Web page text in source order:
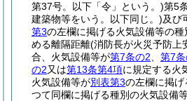
第37号。以下「令」という。)第5
建築物等をいう。以下同じ。)及び
第3の左欄に掲げる火気設備等の種
める離隔距離(消防長が火災予防上
合、火気設備等が第7条の2 第7
の2又は第13条第4項に規定する火
火気設備等が別表第3の左欄に掲げ
つて同欄に掲げる種別の火気設備